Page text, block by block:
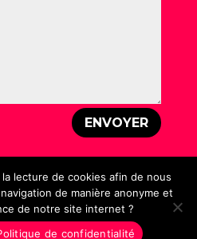
ENVOYER
de Confidentialité
– © Un Vrai Graphiste – 2026
lecture de cookies afin de nous
de manière anonyme et
de notre site internet ?
de confidentialité